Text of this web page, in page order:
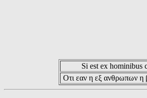
Si est ex hominibus
Οτι εαν η εξ ανθρωπων η